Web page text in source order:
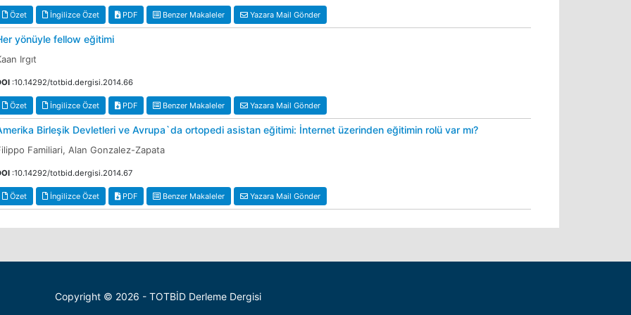
Özet İngilizce Özet PDF Benzer Makaleler Yazara Mail Gönder
yönüyle fellow eğitimi
Irgıt
:10.14292/totbid.dergisi.2014.66
Özet İngilizce Özet PDF Benzer Makaleler Yazara Mail Gönder
Birleşik Devletleri ve Avrupa`da ortopedi asistan eğitimi: İnternet üzerinden eğitimin rolü var mı?
Familiari, Alan Gonzalez-Zapata
:10.14292/totbid.dergisi.2014.67
Özet İngilizce Özet PDF Benzer Makaleler Yazara Mail Gönder
Copyright © 2026 - TOTBİD Derleme Dergisi